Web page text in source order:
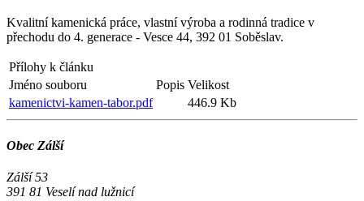
Kvalitní kamenická práce, vlastní výroba a rodinná tradice v
přechodu do 4. generace - Vesce 44, 392 01 Soběslav.
Přílohy k článku
Jméno souboru
Popis Velikost
kamenictvi-kamen-tabor.pdf
446.9 Kb
Obec Zálší
Zálší 53
391 81 Veselí nad lužnicí